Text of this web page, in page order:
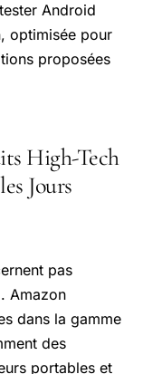
Android
optimisée pour
proposées
High-Tech
Jours
pas
Amazon
dans la gamme
des
portables et